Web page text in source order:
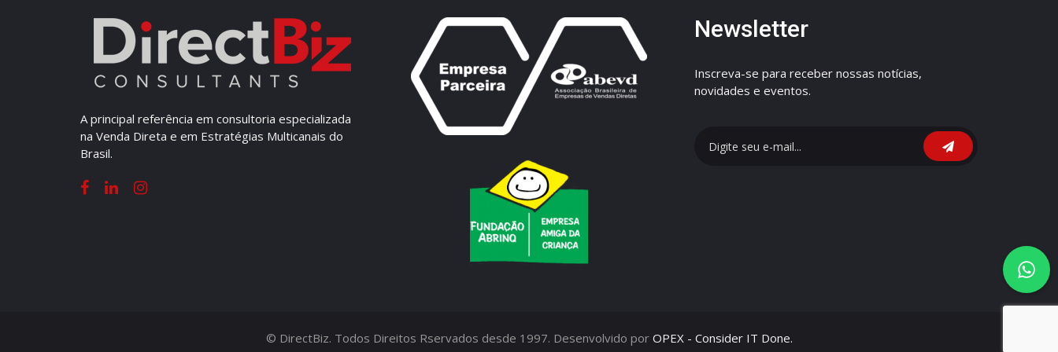
A principal referência em consultoria especializada
na Venda Direta e em Estratégias Multicanais do
Brasil.
Newsletter
Inscreva-se para receber nossas notícias,
novidades e eventos.
© DirectBiz. Todos Direitos Rservados desde 1997. Desenvolvido por OPEX - Consider IT Done.